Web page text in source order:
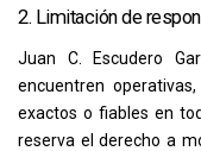
2. Limitación de
Juan C. Escudero
encuentren
exactos o fiables en
reserva el derecho a